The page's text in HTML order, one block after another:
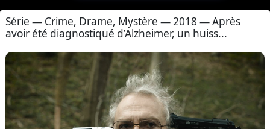
Série — Crime, Drame, Mystère — 2018 — Après
avoir été diagnostiqué d’Alzheimer, un huiss...